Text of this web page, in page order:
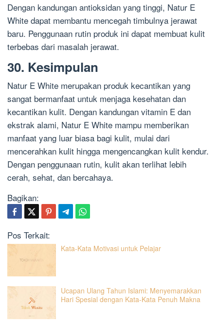
Dengan kandungan antioksidan yang tinggi, Natur E
White dapat membantu mencegah timbulnya jerawat
baru. Penggunaan rutin produk ini dapat membuat kulit
terbebas dari masalah jerawat.
30. Kesimpulan
Natur E White merupakan produk kecantikan yang
sangat bermanfaat untuk menjaga kesehatan dan
kecantikan kulit. Dengan kandungan vitamin E dan
ekstrak alami, Natur E White mampu memberikan
manfaat yang luar biasa bagi kulit, mulai dari
mencerahkan kulit hingga mengencangkan kulit kendur.
Dengan penggunaan rutin, kulit akan terlihat lebih
cerah, sehat, dan bercahaya.
Bagikan:
Pos Terkait:
Kata-Kata Motivasi untuk Pelajar
Ucapan Ulang Tahun Islami: Menyemarakkan
Hari Spesial dengan Kata-Kata Penuh Makna